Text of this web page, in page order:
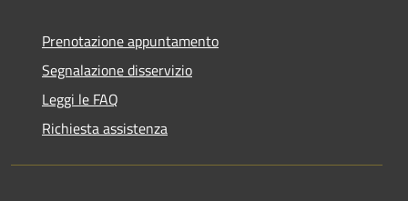
Prenotazione appuntamento
Segnalazione disservizio
Leggi le FAQ
Richiesta assistenza